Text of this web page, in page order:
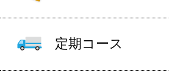
定期コース